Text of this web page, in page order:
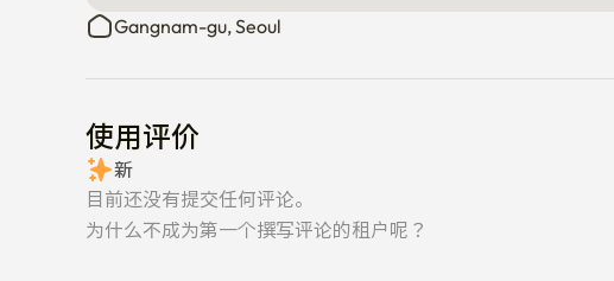
Gangnam-gu, Seoul
使用评价
新
目前还没有提交任何评论。
为什么不成为第一个撰写评论的租户呢？